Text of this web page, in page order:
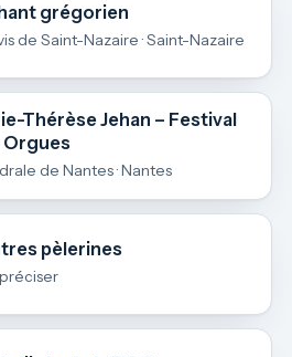
grégorien
de Saint-Nazaire · Saint-Nazaire
Thérèse Jehan – Festival
Orgues
de Nantes · Nantes
pèlerines
préciser